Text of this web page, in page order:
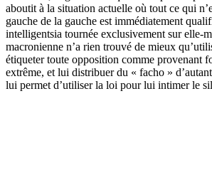
aboutit à la situation actuelle où tout ce qui
gauche de la gauche est immédiatement
intelligentsia tournée exclusivement sur elle-
macronienne n’a rien trouvé de mieux
étiqueter toute opposition comme provenant
extrême, et lui distribuer du « facho »
lui permet d’utiliser la loi pour lui intimer le